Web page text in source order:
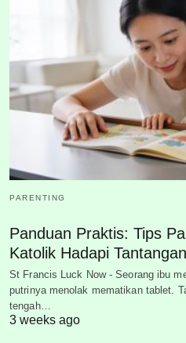
PARENTING
Panduan Praktis: Tips
Katolik Hadapi
St Francis Luck Now - Seorang ibu
putrinya menolak mematikan tablet.
tengah…
3 weeks ago